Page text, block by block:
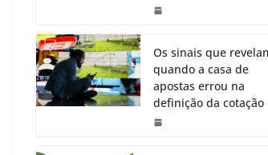
Os sinais que
quando a casa de
apostas errou na
definição da cotação